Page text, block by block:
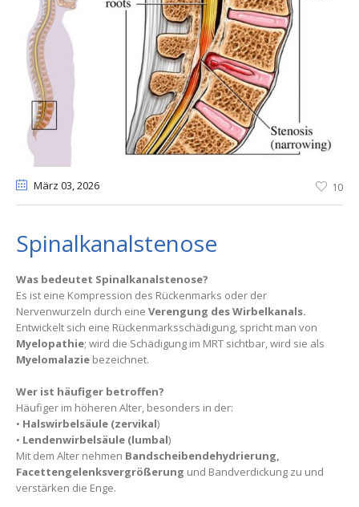
März 03, 2026 10
Spinalkanalstenose
Was bedeutet Spinalkanalstenose?
Es ist eine Kompression des Rückenmarks oder der
Nervenwurzeln durch eine Verengung des Wirbelkanals.
Entwickelt sich eine Rückenmarksschädigung, spricht man von
Myelopathie; wird die Schädigung im MRT sichtbar, wird sie als
Myelomalazie bezeichnet.
Wer ist häufiger betroffen?
Häufiger im höheren Alter, besonders in der:
• Halswirbelsäule (zervikal)
• Lendenwirbelsäule (lumbal)
Mit dem Alter nehmen Bandscheibendehydrierung,
Facettengelenksvergrößerung und Bandverdickung zu und
verstärken die Enge.